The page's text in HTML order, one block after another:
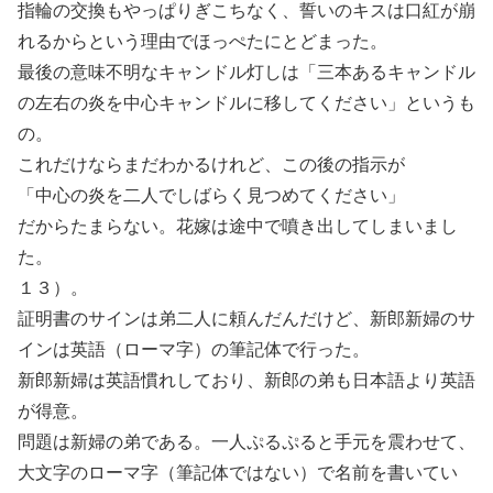
指輪の交換もやっぱりぎこちなく、誓いのキスは口紅が崩
れるからという理由でほっぺたにとどまった。
最後の意味不明なキャンドル灯しは「三本あるキャンドル
の左右の炎を中心キャンドルに移してください」というも
の。
これだけならまだわかるけれど、この後の指示が
「中心の炎を二人でしばらく見つめてください」
だからたまらない。花嫁は途中で噴き出してしまいまし
た。
１３）。
証明書のサインは弟二人に頼んだんだけど、新郎新婦のサ
インは英語（ローマ字）の筆記体で行った。
新郎新婦は英語慣れしており、新郎の弟も日本語より英語
が得意。
問題は新婦の弟である。一人ぷるぷると手元を震わせて、
大文字のローマ字（筆記体ではない）で名前を書いてい